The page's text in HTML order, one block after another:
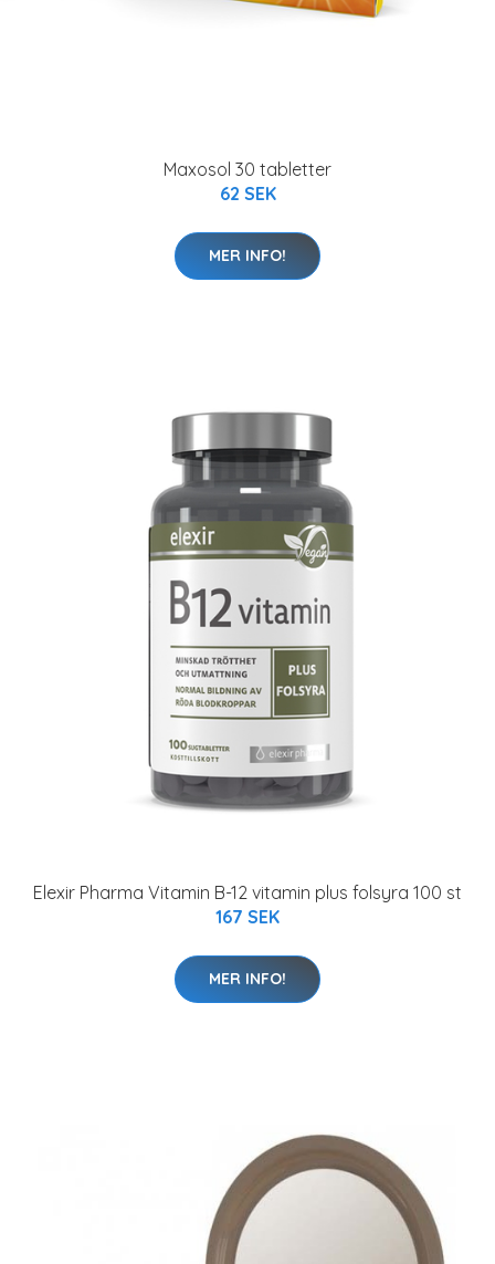
Maxosol 30 tabletter
62 SEK
MER INFO!
Elexir Pharma Vitamin B-12 vitamin plus folsyra 100 st
167 SEK
MER INFO!